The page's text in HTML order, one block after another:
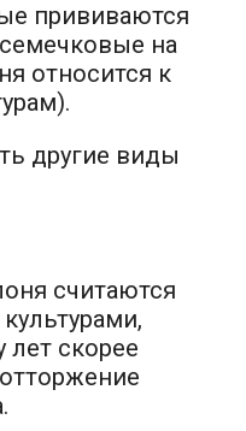
прививаются
на
относится к
другие виды
считаются
лет скорее